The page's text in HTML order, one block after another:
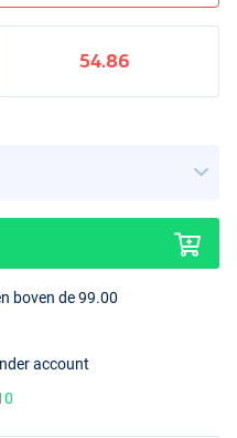
54.86
boven de 99.00
account